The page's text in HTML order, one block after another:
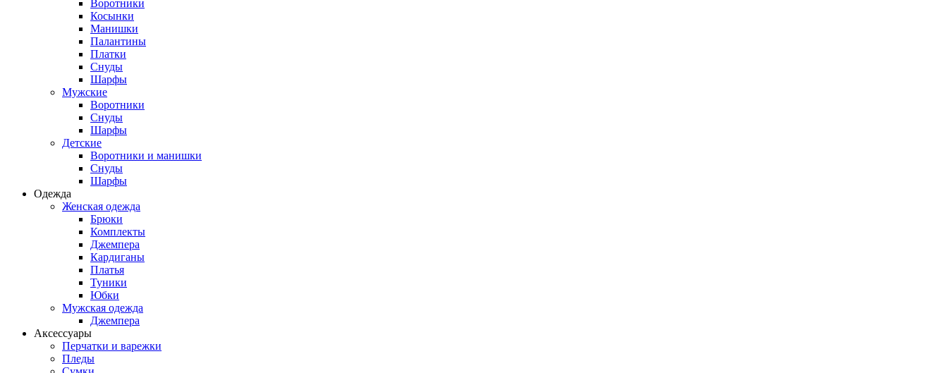
Воротники
Косынки
Манишки
Палантины
Платки
Снуды
Шарфы
Мужские
Воротники
Снуды
Шарфы
Детские
Воротники и манишки
Снуды
Шарфы
Одежда
Женская одежда
Брюки
Комплекты
Джемпера
Кардиганы
Платья
Туники
Юбки
Мужская одежда
Джемпера
Аксессуары
Перчатки и варежки
Пледы